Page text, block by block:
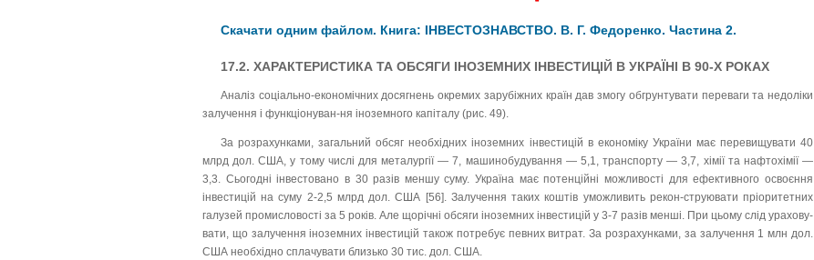
Скачати одним файлом. Книга: ІНВЕСТОЗНАВСТВО. В. Г. Федоренко. Частина 2.
17.2. ХАРАКТЕРИСТИКА ТА ОБСЯГИ ІНОЗЕМНИХ ІНВЕСТИЦІЙ В УКРАЇНІ В 90-Х РОКАХ
Аналіз соціально-економічних досягнень окремих зарубіжних країн дав змогу обгрунтувати переваги та недоліки
залучення і функціонуван-ня іноземного капіталу (рис. 49).
За розрахунками, загальний обсяг необхідних іноземних інвестицій в економіку України має перевищувати 40
млрд дол. США, у тому числі для металургії — 7, машинобудування — 5,1, транспорту — 3,7, хімії та нафтохімії —
3,3. Сьогодні інвестовано в 30 разів меншу суму. Україна має потенційні можливості для ефективного освоєння
інвестицій на суму 2-2,5 млрд дол. США [56]. Залучення таких коштів уможливить рекон-струювати пріоритетних
галузей промисловості за 5 років. Але щорічні обсяги іноземних інвестицій у 3-7 разів менші. При цьому слід урахову-
вати, що залучення іноземних інвестицій також потребує певних витрат. За розрахунками, за залучення 1 млн дол.
США необхідно сплачувати близько 30 тис. дол. США.